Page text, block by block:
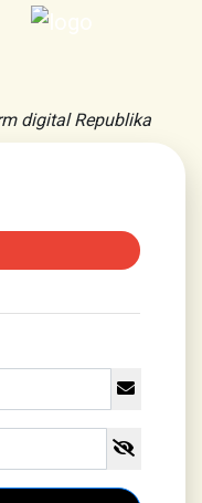
digital Republika